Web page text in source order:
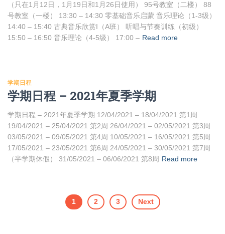
（只在1月12日，1月19日和1月26日使用） 95号教室（二楼） 88
号教室（一楼） 13:30 – 14:30 零基础音乐启蒙 音乐理论（1-3级）
14:40 – 15:40 古典音乐欣赏I（A班） 听唱与节奏训练（初级）
15:50 – 16:50 音乐理论（4-5级） 17:00 – Read more
学期日程
学期日程 – 2021年夏季学期
学期日程 – 2021年夏季学期 12/04/2021 – 18/04/2021 第1周
19/04/2021 – 25/04/2021 第2周 26/04/2021 – 02/05/2021 第3周
03/05/2021 – 09/05/2021 第4周 10/05/2021 – 16/05/2021 第5周
17/05/2021 – 23/05/2021 第6周 24/05/2021 – 30/05/2021 第7周
（半学期休假） 31/05/2021 – 06/06/2021 第8周 Read more
1 2 3 Next